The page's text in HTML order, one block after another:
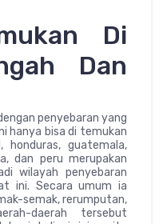
Di
Dan
penyebaran yang
hanya bisa di temukan
guatemala,
dan peru merupakan
wilayah penyebaran
ini. Secara umum ia
semak, rerumputan,
daerah tersebut